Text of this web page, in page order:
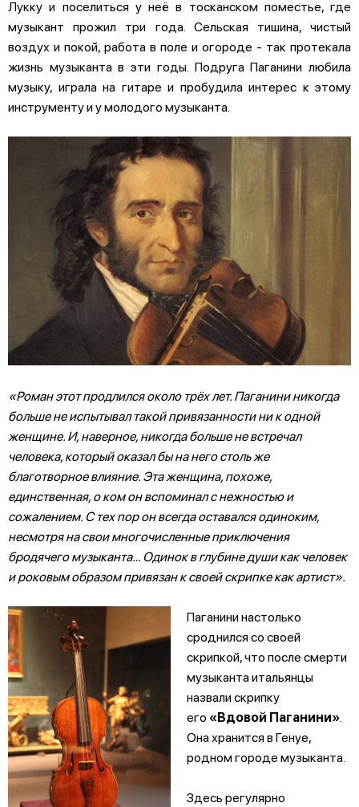
Лукку и поселиться у неё в тосканском поместье, где
музыкант прожил три года. Сельская тишина, чистый
воздух и покой, работа в поле и огороде - так протекала
жизнь музыканта в эти годы. Подруга Паганини любила
музыку, играла на гитаре и пробудила интерес к этому
инструменту и у молодого музыканта.
«Роман этот продлился около трёх лет. Паганини никогда
больше не испытывал такой привязанности ни к одной
женщине. И, наверное, никогда больше не встречал
человека, который оказал бы на него столь же
благотворное влияние. Эта женщина, похоже,
единственная, о ком он вспоминал с нежностью и
сожалением. С тех пор он всегда оставался одиноким,
несмотря на свои многочисленные приключения
бродячего музыканта… Одинок в глубине души как человек
и роковым образом привязан к своей скрипке как артист».
Паганини настолько
сроднился со своей
скрипкой, что после смерти
музыканта итальянцы
назвали скрипку
его «Вдовой Паганини»
Она хранится в Генуе,
родном городе музыканта.
Здесь регулярно